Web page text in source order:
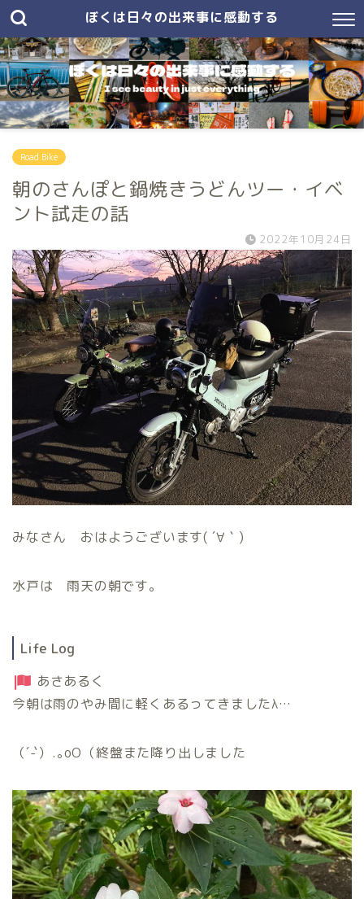
ぼくは日々の出来事に感動する
Road Bike
朝のさんぽと鍋焼きうどんツー・イベ
ント試走の話
2022年10月24日
みなさん おはようございます( ´∀｀)
水戸は 雨天の朝です。
Life Log
あさあるく
今朝は雨のやみ間に軽くあるってきましたλ…
（´-`）.｡oO（終盤また降り出しました